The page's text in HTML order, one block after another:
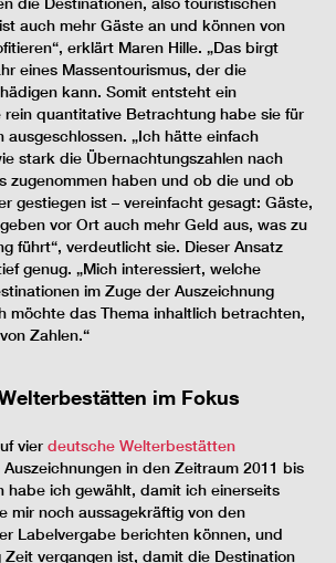
auch mehr Gäste an und können von
erklärt Maren Hille. „Das birgt
eines Massentourismus, der die
kann. Somit entsteht ein
rein quantitative Betrachtung habe sie für
ausgeschlossen. „Ich hätte einfach
stark die Übernachtungszahlen nach
zugenommen haben und ob die und ob
gestiegen ist – vereinfacht gesagt: Gäste,
vor Ort auch mehr Geld aus, was zu
führt“, verdeutlicht sie. Dieser Ansatz
genug. „Mich interessiert, welche
im Zuge der Auszeichnung
möchte das Thema inhaltlich betrachten,
Zahlen.“
im Fokus
vier deutsche Welterbestätten
in den Zeitraum 2011 bis
habe ich gewählt, damit ich einerseits
mir noch aussagekräftig von den
Labelvergabe berichten können, und
vergangen ist, damit die Destination